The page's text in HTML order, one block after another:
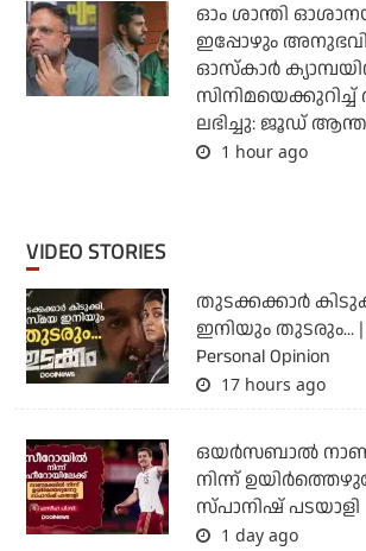
ഓം ശാന്തി
ഇപ്പോഴും
ഓസ്കാർ
സിനിമയെക്കുറിച്ച്
ലഭിച്ചു: ജൂഡ്
1 hour ago
VIDEO STORIES
തുടക്കക്കാര്‍
ഇനിയും തുടരും... |
Personal Opinion
17 hours ago
ഒയര്‍സബാൽ
നിന്ന്
സ്പാനിഷ് പടയാളി
1 day ago